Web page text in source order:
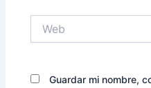
Guardar mi nombre,